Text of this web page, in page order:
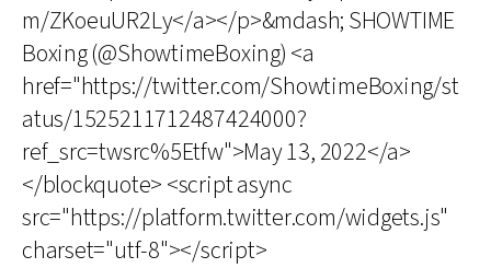
m/ZKoeuUR2Ly</a></p>&mdash; SHOWTIME
Boxing (@ShowtimeBoxing) <a
href="https://twitter.com/ShowtimeBoxing/st
atus/1525211712487424000?
ref_src=twsrc%5Etfw">May 13, 2022</a>
</blockquote> <script async
src="https://platform.twitter.com/widgets.js"
charset="utf-8"></script>